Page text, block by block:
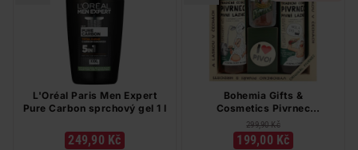
L'Oréal Paris Men Expert
Pure Carbon sprchový gel 1 l
249,90 Kč
Bohemia Gifts &
Cosmetics Pivrnec
kosmetická sada pro muže
299,90 Kč
199,00 Kč